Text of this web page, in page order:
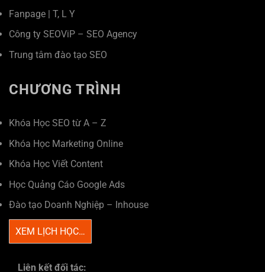
Fanpage | T, L Y
Công ty SEOViP – SEO Agency
Trung tâm đào tạo SEO
CHƯƠNG TRÌNH
Khóa Học SEO từ A – Z
Khóa Học Marketing Online
Khóa Học Viết Content
Học Quảng Cáo Google Ads
Đào tạo Doanh Nghiệp – Inhouse
XEM LỊCH HỌC…
Liên kết đối tác: